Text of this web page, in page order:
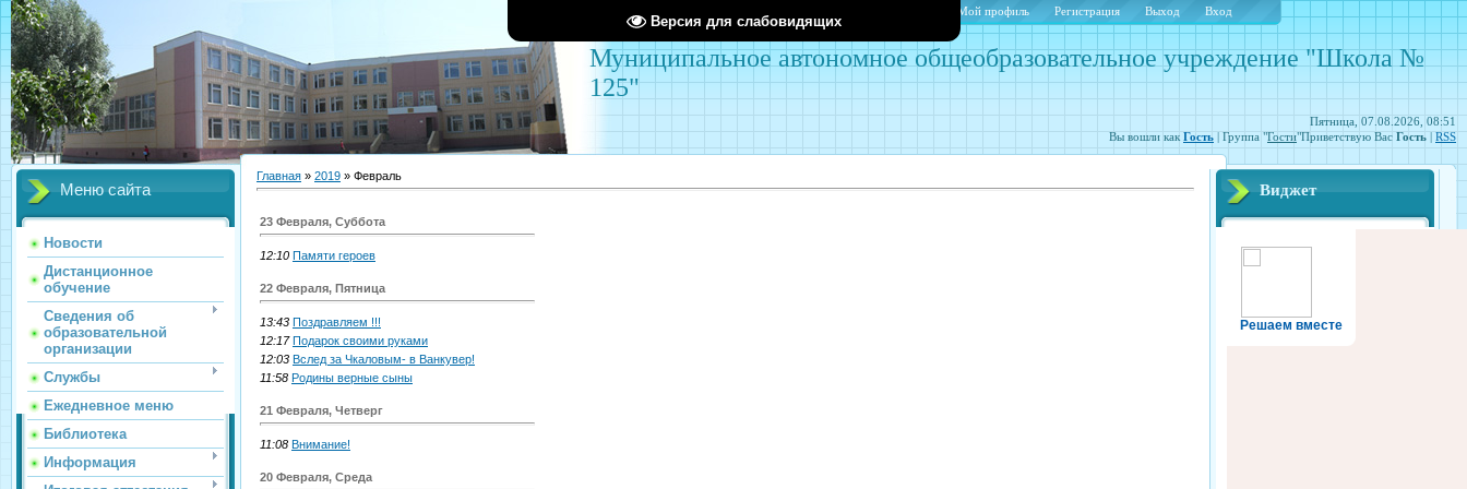
Версия для слабовидящих
Пятница, 07.08.2026, 08:51
Вы вошли как Гость | Группа "Гости"Приветствую Вас Гость RSS
Муниципальное автономное общеобразовательное учреждение "Школа №
125"
Мой профиль Регистрация Выход Вход
Меню сайта
Новости
Дистанционное
обучение
Сведения об
образовательной
организации
Службы
Ежедневное меню
Библиотека
Информация
Главная » 2019 » Февраль
23 Февраля, Суббота
12:10 Памяти героев
22 Февраля, Пятница
13:43 Поздравляем !!!
12:17 Подарок своими руками
12:03 Вслед за Чкаловым- в Ванкувер!
11:58 Родины верные сыны
21 Февраля, Четверг
11:08 Внимание!
20 Февраля, Среда
Виджет
Решаем вместе